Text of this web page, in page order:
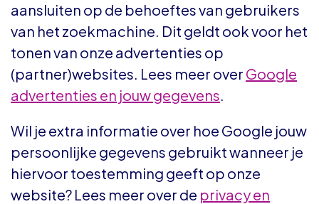
aansluiten op de behoeftes van gebruikers
van het zoekmachine. Dit geldt ook voor het
tonen van onze advertenties op
(partner)websites. Lees meer over Google
advertenties en jouw gegevens.
Wil je extra informatie over hoe Google jouw
persoonlijke gegevens gebruikt wanneer je
hiervoor toestemming geeft op onze
website? Lees meer over de privacy en